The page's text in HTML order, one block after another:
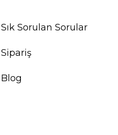
Sık Sorulan Sorular
Sipariş
Blog